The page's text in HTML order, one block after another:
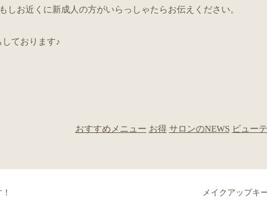
しお近くに新成人の方がいらっしゃたらお伝えください。
ております♪
おすすめメニュー お得 サロンのNEWS ビュー
メイクアップキ